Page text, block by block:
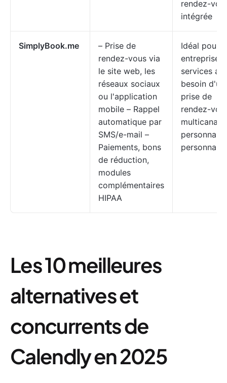
rendez-
intégrée
SimplyBook.me
– Prise de
rendez-vous via
le site web, les
réseaux sociaux
ou l'application
mobile – Rappel
automatique par
SMS/e-mail –
Paiements, bons
de réduction,
modules
complémentaires
HIPAA
Idéal pour
entreprises
services
besoin
prise de
rendez-
multicanal
Les 10 meilleures
alternatives et
concurrents de
Calendly en 2025